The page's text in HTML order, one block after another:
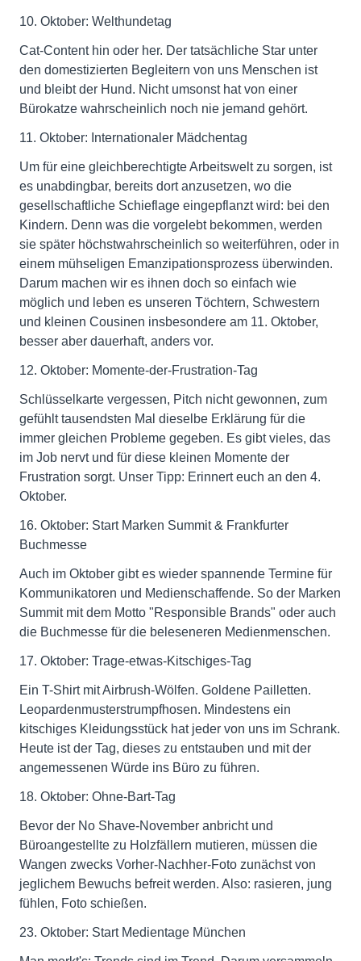
10. Oktober: Welthundetag
Cat-Content hin oder her. Der tatsächliche Star unter
den domestizierten Begleitern von uns Menschen ist
und bleibt der Hund. Nicht umsonst hat von einer
Bürokatze wahrscheinlich noch nie jemand gehört.
11. Oktober: Internationaler Mädchentag
Um für eine gleichberechtigte Arbeitswelt zu sorgen, ist
es unabdingbar, bereits dort anzusetzen, wo die
gesellschaftliche Schieflage eingepflanzt wird: bei den
Kindern. Denn was die vorgelebt bekommen, werden
sie später höchstwahrscheinlich so weiterführen, oder in
einem mühseligen Emanzipationsprozess überwinden.
Darum machen wir es ihnen doch so einfach wie
möglich und leben es unseren Töchtern, Schwestern
und kleinen Cousinen insbesondere am 11. Oktober,
besser aber dauerhaft, anders vor.
12. Oktober: Momente-der-Frustration-Tag
Schlüsselkarte vergessen, Pitch nicht gewonnen, zum
gefühlt tausendsten Mal dieselbe Erklärung für die
immer gleichen Probleme gegeben. Es gibt vieles, das
im Job nervt und für diese kleinen Momente der
Frustration sorgt. Unser Tipp: Erinnert euch an den 4.
Oktober.
16. Oktober: Start Marken Summit & Frankfurter
Buchmesse
Auch im Oktober gibt es wieder spannende Termine für
Kommunikatoren und Medienschaffende. So der Marken
Summit mit dem Motto "Responsible Brands" oder auch
die Buchmesse für die beleseneren Medienmenschen.
17. Oktober: Trage-etwas-Kitschiges-Tag
Ein T-Shirt mit Airbrush-Wölfen. Goldene Pailletten.
Leopardenmusterstrumpfhosen. Mindestens ein
kitschiges Kleidungsstück hat jeder von uns im Schrank.
Heute ist der Tag, dieses zu entstauben und mit der
angemessenen Würde ins Büro zu führen.
18. Oktober: Ohne-Bart-Tag
Bevor der No Shave-November anbricht und
Büroangestellte zu Holzfällern mutieren, müssen die
Wangen zwecks Vorher-Nachher-Foto zunächst von
jeglichem Bewuchs befreit werden. Also: rasieren, jung
fühlen, Foto schießen.
23. Oktober: Start Medientage München